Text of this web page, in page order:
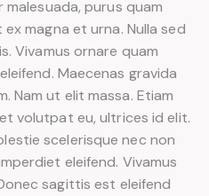
purus quam
magna et urna. Nulla sed
Vivamus ornare quam
Maecenas gravida
Nam ut elit massa. Etiam
volutpat eu, ultrices id elit.
scelerisque nec non
eleifend. Vivamus
sagittis est eleifend